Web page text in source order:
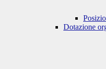
Dotazione